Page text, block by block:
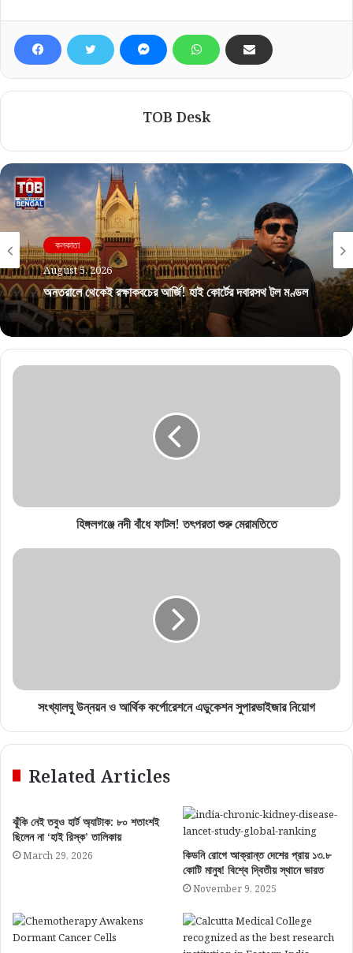
TOB Desk
কলকাতা
August 5, 2026
অন্তরালে থেকেই রক্ষাকবচের আর্জি! হাই কোর্টের দ্বারস্থ টুলু মণ্ডল
হিঙ্গলগঞ্জে নদী বাঁধে ফাটল! তৎপরতা শুরু মেরামতিতে
সংখ্যালঘু উন্নয়ন ও আর্থিক কর্পোরেশনে এডুকেশন সুপারভাইজার নিয়োগ
Related Articles
ঝুঁকি নেই তবুও হার্ট অ্যাটাক: ৮০ শতাংশই
ছিলেন না ‘হাই রিস্ক’ তালিকায়
March 29, 2026
কিডনি রোগে আক্রান্ত দেশের প্রায় ১৩.৮
কোটি মানুষ! বিশ্বে দ্বিতীয় স্থানে ভারত
November 9, 2025